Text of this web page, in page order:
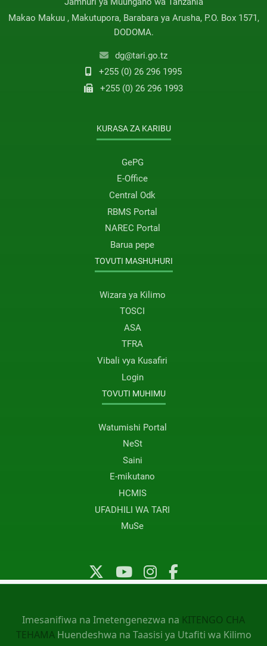
Makao Makuu , Makutupora, Barabara ya Arusha, P.O. Box 1571,
DODOMA.
dg@tari.go.tz
+255 (0) 26 296 1995
+255 (0) 26 296 1993
KURASA ZA KARIBU
GePG
E-Office
Central Odk
RBMS Portal
NAREC Portal
Barua pepe
TOVUTI MASHUHURI
Wizara ya Kilimo
TOSCI
ASA
TFRA
Vibali vya Kusafiri
Login
TOVUTI MUHIMU
Watumishi Portal
NeSt
Saini
E-mikutano
HCMIS
UFADHILI WA TARI
MuSe
Imesanifiwa na Imetengenezwa na KITENGO CHA
TEHAMAHuendeshwa na Taasisi ya Utafiti wa Kilimo